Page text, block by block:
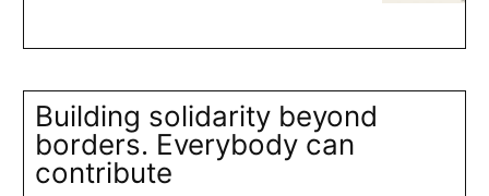
Building solidarity beyond
borders. Everybody can
contribute